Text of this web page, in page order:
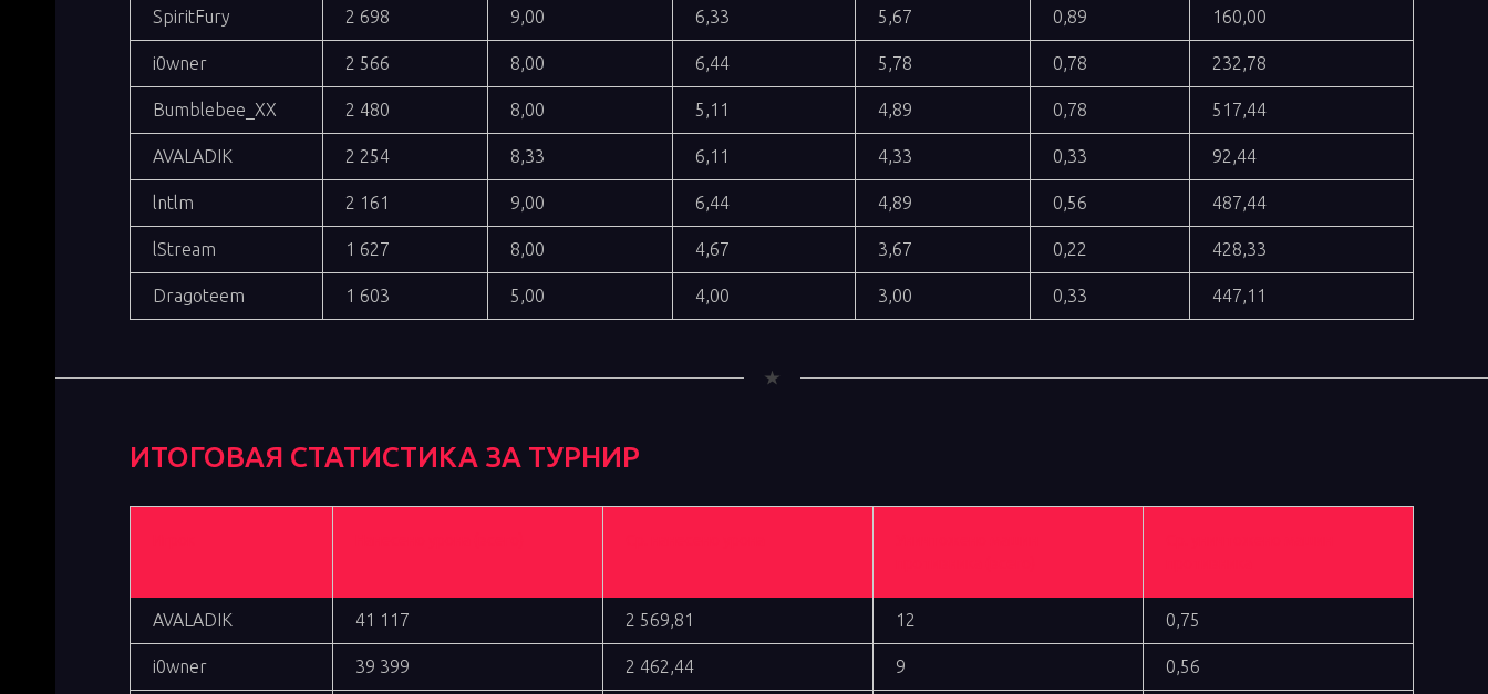
SpiritFury 2 698 9,00 6,33 5,67 0,89 160,00
i0wner 2 566 8,00 6,44 5,78 0,78 232,78
Bumblebee_XX 2 480 8,00 5,11 4,89 0,78 517,44
AVALADIK 2 254 8,33 6,11 4,33 0,33 92,44
lntlm 2 161 9,00 6,44 4,89 0,56 487,44
lStream 1 627 8,00 4,67 3,67 0,22 428,33
Dragoteem 1 603 5,00 4,00 3,00 0,33 447,11
ИТОГОВАЯ СТАТИСТИКА ЗА ТУРНИР
AVALADIK 41 117 2 569,81 12 0,75
i0wner 39 399 2 462,44 9 0,56